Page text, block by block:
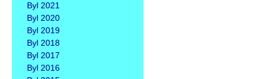
Byl 2021
Byl 2020
Byl 2019
Byl 2018
Byl 2017
Byl 2016